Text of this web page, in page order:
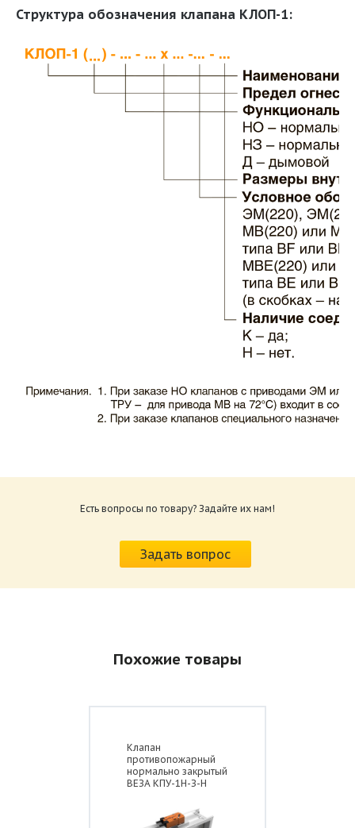
Структура обозначения клапана КЛОП-1:
ВИНГС-М КЛОП-1.pdf
приводов КЛОП-1.pdf
Размер: 520.36 Кб
Есть вопросы по товару? Задайте их нам!
Задать вопрос
Похожие товары
Клапан
противопожарный
нормально закрытый
ВЕЗА КПУ-1Н-З-Н